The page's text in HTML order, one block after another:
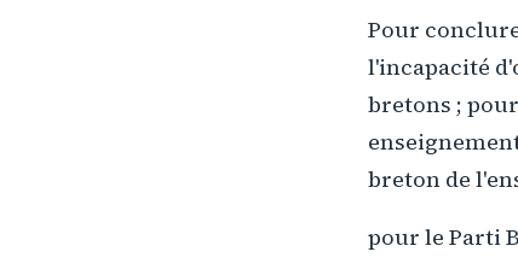
Pour
l'incapacité
bretons ;
breton de
pour le Parti